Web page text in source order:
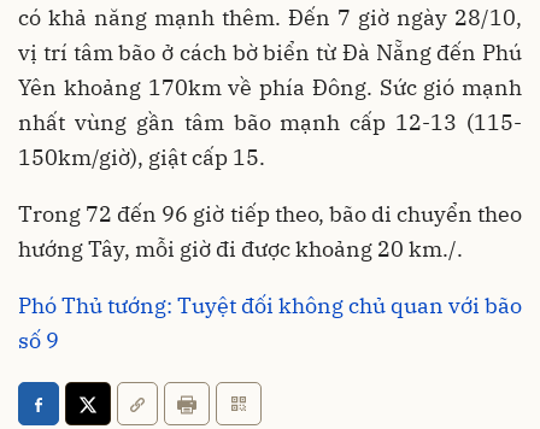
có khả năng mạnh thêm. Đến 7 giờ ngày 28/10,
vị trí tâm bão ở cách bờ biển từ Đà Nẵng đến Phú
Yên khoảng 170km về phía Đông. Sức gió mạnh
nhất vùng gần tâm bão mạnh cấp 12-13 (115-
150km/giờ), giật cấp 15.
Trong 72 đến 96 giờ tiếp theo, bão di chuyển theo
hướng Tây, mỗi giờ đi được khoảng 20 km./.
Phó Thủ tướng: Tuyệt đối không chủ quan với bão
số 9